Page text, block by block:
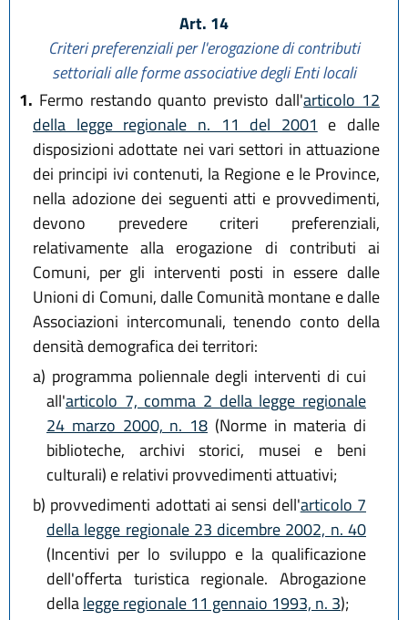
Art. 14
Criteri preferenziali per l'erogazione di contributi
settorialialle forme associative degli Enti locali
1. Fermo restando quanto previsto dall'articolo 12
della legge regionale n. 11 del 2001 e dalle
disposizioni adottate nei vari settori in attuazione
dei principi ivi contenuti, la Regione e le Province,
nella adozione dei seguenti atti e provvedimenti,
devono prevedere criteri preferenziali,
relativamente alla erogazione di contributi ai
Comuni, per gli interventi posti in essere dalle
Unioni di Comuni, dalle Comunità montane e dalle
Associazioni intercomunali, tenendo conto della
densità demografica dei territori:
a) programma poliennale degli interventi di cui
all'articolo 7, comma 2 della legge regionale
24 marzo 2000, n. 18 (Norme in materia di
biblioteche, archivi storici, musei e beni
culturali) e relativi provvedimenti attuativi;
b) provvedimenti adottati ai sensi dell'articolo 7
della legge regionale 23 dicembre 2002, n. 40
(Incentivi per lo sviluppo e la qualificazione
dell'offerta turistica regionale. Abrogazione
dellalegge regionale 11 gennaio 1993, n. 3);